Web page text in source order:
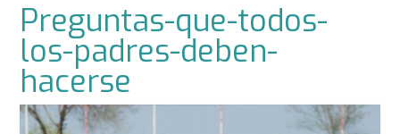
Preguntas-que-todos-
los-padres-deben-
hacerse